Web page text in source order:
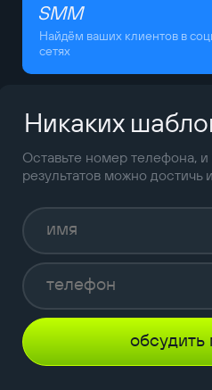
SMM
Найдём ваших клиентов в
сетях
Никаких
Оставьте номер телефона,
результатов можно
обсудить